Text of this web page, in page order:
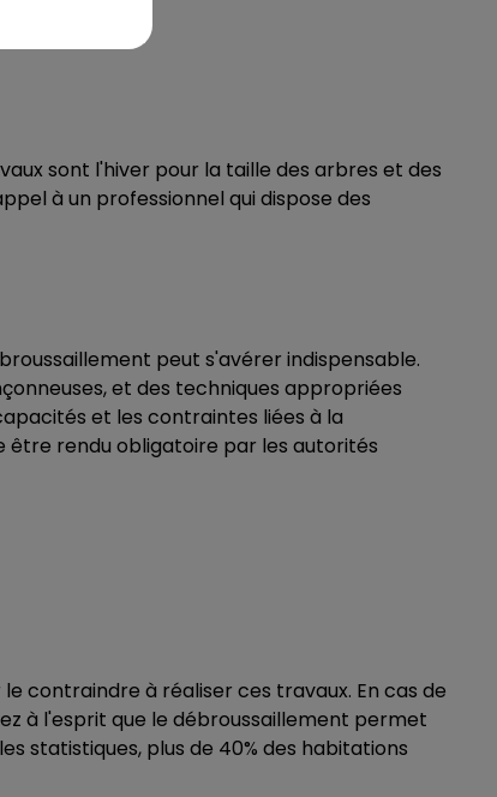
sont l'hiver pour la taille des arbres et des
à un professionnel qui dispose des
peut s'avérer indispensable.
et des techniques appropriées
et les contraintes liées à la
être rendu obligatoire par les autorités
contraindre à réaliser ces travaux. En cas de
à l'esprit que le débroussaillement permet
statistiques, plus de 40% des habitations